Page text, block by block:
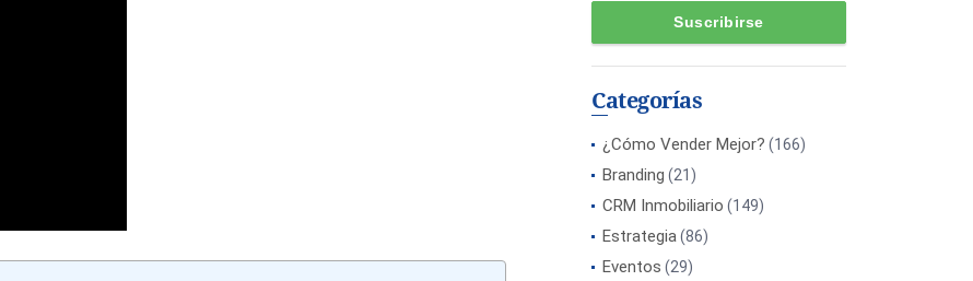
Categorías
¿Cómo Vender Mejor? (166)
Branding (21)
CRM Inmobiliario (149)
Estrategia(86)
Eventos (29)